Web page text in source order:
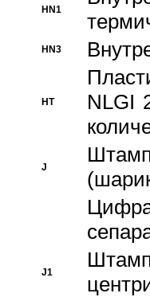
HN1
HN3
HT
NLGI
J
J1